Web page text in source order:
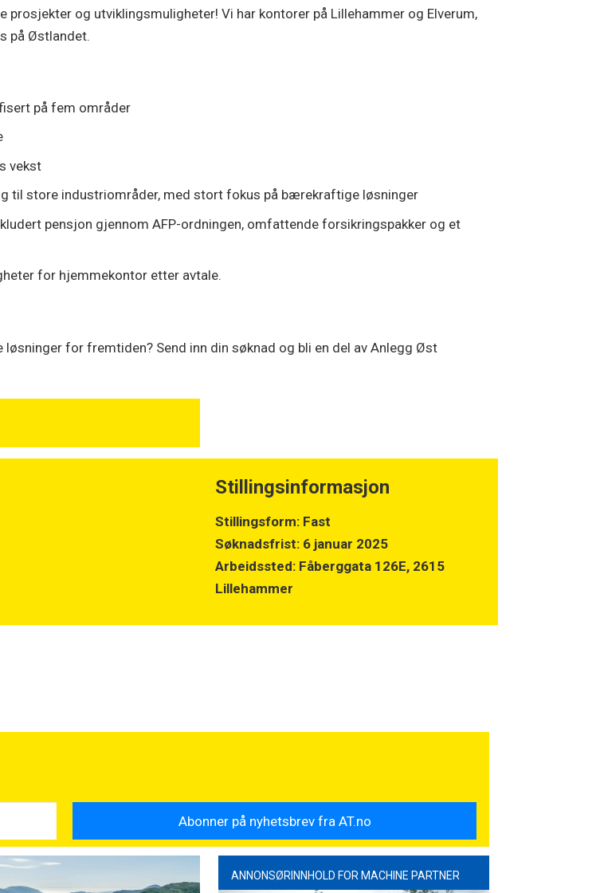
og utviklingsmuligheter! Vi har kontorer på Lillehammer og Elverum,
på Østlandet.
på fem områder
vekst
til store industriområder, med stort fokus på bærekraftige løsninger
pensjon gjennom AFP-ordningen, omfattende forsikringspakker og et
for hjemmekontor etter avtale.
for fremtiden? Send inn din søknad og bli en del av Anlegg Øst
Stillingsinformasjon
Stillingsform: Fast
Søknadsfrist: 6 januar 2025
Arbeidssted: Fåberggata 126E, 2615
Lillehammer
ANNONSØRINNHOLD FOR MACHINE PARTNER